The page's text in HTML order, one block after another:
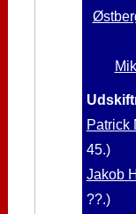
Patrick
45.)
Jakob
??.)